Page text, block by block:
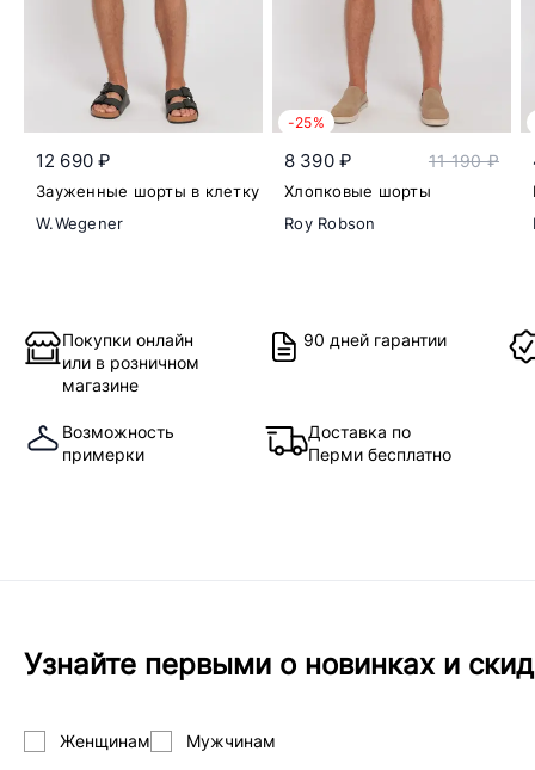
12 690 ₽
Зауженные шорты в клетку
W.Wegener
-25%
8 390 ₽ 11 190 ₽
Хлопковые шорты
Roy Robson
Покупки онлайн
или в розничном
магазине
90 дней гарантии
Возможность
примерки
Доставка по
Перми бесплатно
Узнайте первыми о новинках и
Женщинам Мужчинам